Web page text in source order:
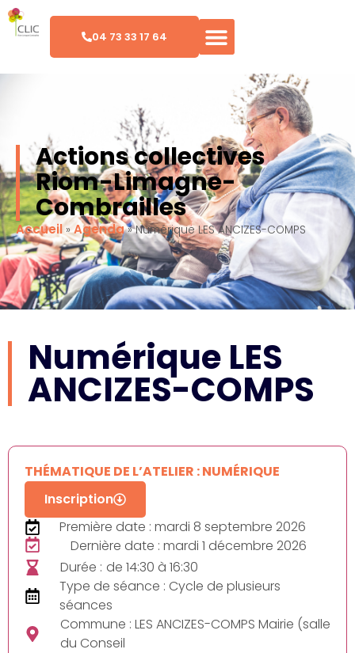
04 73 33 17 64
Actions collectives
Riom-Limagne-
Combrailles
Accueil»Agenda»Numérique LES ANCIZES-COMPS
Numérique LES
ANCIZES-COMPS
THÉMATIQUE DE L’ATELIER : NUMÉRIQUE
Inscription
Première date : mardi 8 septembre 2026
Dernière date : mardi 1 décembre 2026
Durée : de 14:30 à 16:30
Type de séance : Cycle de plusieurs
séances
Commune : LES ANCIZES-COMPS Mairie (salle
du Conseil